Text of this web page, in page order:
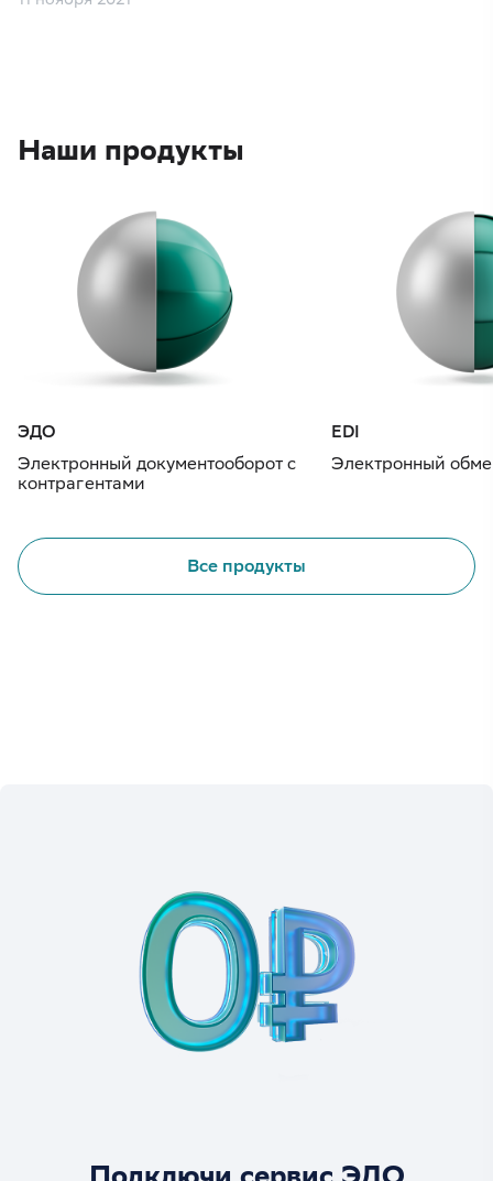
Наши продукты
ЭДО
Электронный документооборот с
контрагентами
EDI
Электронный
Все продукты